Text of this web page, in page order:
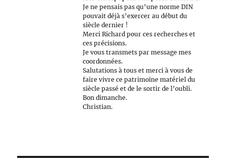
Je ne pensais pas qu’une norme DIN
pouvait déjà s’exercer au début du
siècle dernier !
Merci Richard pour ces recherches et
ces précisions.
Je vous transmets par message mes
coordonnées.
Salutations à tous et merci à vous de
faire vivre ce patrimoine matériel du
siècle passé et de le sortir de l’oubli.
Bon dimanche.
Christian.